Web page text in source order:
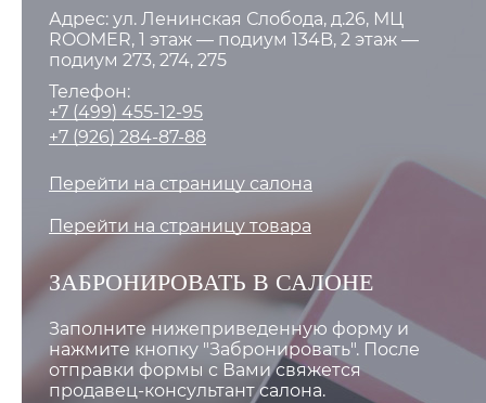
Адрес: ул. Ленинская Слобода, д.26, МЦ
ROOMER, 1 этаж — подиум 134B, 2 этаж —
подиум 273, 274, 275
Телефон:
+7 (499) 455-12-95
+7 (926) 284-87-88
Перейти на страницу салона
Перейти на страницу товара
ЗАБРОНИРОВАТЬ В САЛОНЕ
Заполните нижеприведенную форму и
нажмите кнопку "Забронировать". После
отправки формы с Вами свяжется
продавец-консультант салона.